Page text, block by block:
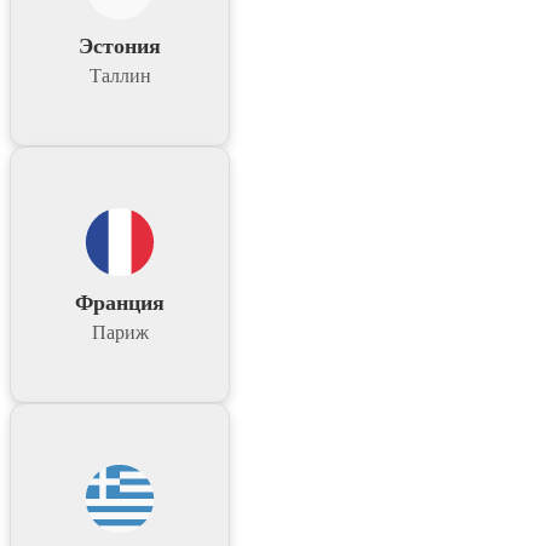
Эстония
Таллин
Франция
Париж